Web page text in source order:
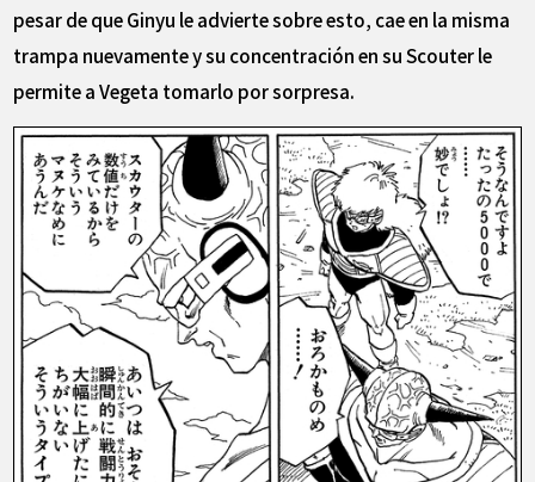
pesar de que Ginyu le advierte sobre esto, cae en la misma
trampa nuevamente y su concentración en su Scouter le
permite a Vegeta tomarlo por sorpresa.